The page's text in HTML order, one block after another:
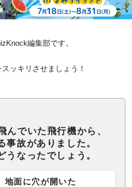
編集部です。
ッキリさせましょう！
んでいた飛行機から、
故がありました。
なったでしょう。
地面に穴が開いた